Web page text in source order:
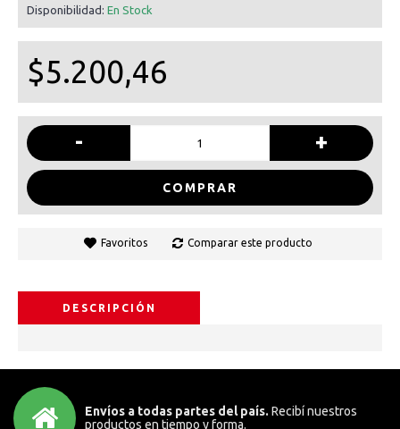
Disponibilidad: En Stock
$5.200,46
- +
COMPRAR
Favoritos Comparar este producto
DESCRIPCIÓN
Envíos a todas partes del país. Recibí nuestros
productos en tiempo y forma.